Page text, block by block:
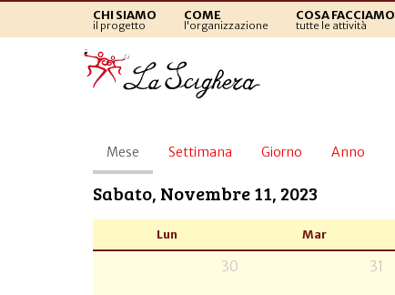
CHI SIAMO
il progetto
COME
l'organizzazione
COSA FACCIAMO
tutte le attività
Schede
primarie
Mese (scheda
attiva)
Settimana Giorno Anno
Sabato, Novembre 11, 2023
Lun Mar
30 31